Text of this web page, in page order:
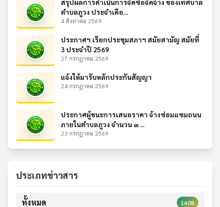
สรุปผลการดำเนินการจัดซื้อจัดจ้าง ของเทศบาล
ตำบลภูวง ประจำเดือ...
4 สิงหาคม 2569
ประกาศฯ เรียกประชุมสภาฯ สมัยสามัญ สมัยที่
3 ประจำปี 2569
27 กรกฎาคม 2569
แจ้งให้มารับหลักประกันสัญญา
24 กรกฎาคม 2569
ประกาศผู้ชนะการเสนอราคา จ้างซ่อมแซมถนน
ภายในตำบลภูวง จำนวน ๓ ...
23 กรกฎาคม 2569
ประเภทข่าวสาร
ทั้งหมด 1608